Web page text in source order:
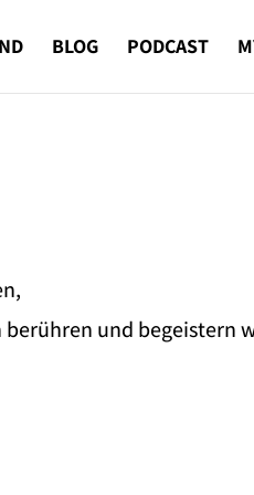
BLOG PODCAST
und begeistern